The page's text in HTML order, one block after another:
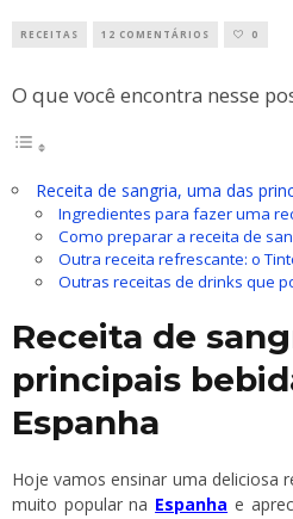
RECEITAS 12 COMENTÁRIOS 0
O que você encontra nesse
Receita de sangria, uma das
Ingredientes para fazer uma
Como preparar a receita de
Outra receita refrescante: o
Outras receitas de drinks que
Receita de
principais
Espanha
Hoje vamos ensinar uma deliciosa
muito popular na Espanha e